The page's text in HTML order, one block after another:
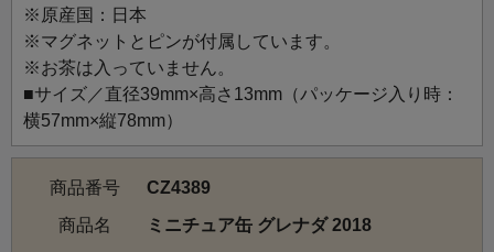
カリブ海のリゾート地グレナダをイメージ。色彩豊かな魚
やフルーツとのコントラストが爽やかで夏らしいデザイ
ン。
※原産国：日本
※マグネットとピンが付属しています。
※お茶は入っていません。
■サイズ／直径39mm×高さ13mm（パッケージ入り時：
横57mm×縦78mm）
商品番号
CZ4389
商品名
ミニチュア缶 グレナダ 2018